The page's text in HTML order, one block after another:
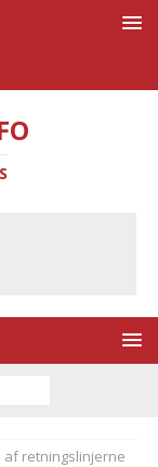
af retningslinjerne